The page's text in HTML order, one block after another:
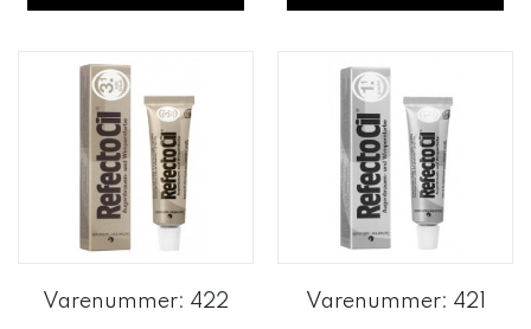
Varenummer: 422 Varenummer: 421